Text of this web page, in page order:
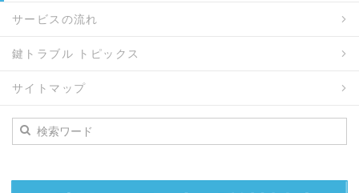
サービスの流れ
鍵トラブル トピックス
サイトマップ